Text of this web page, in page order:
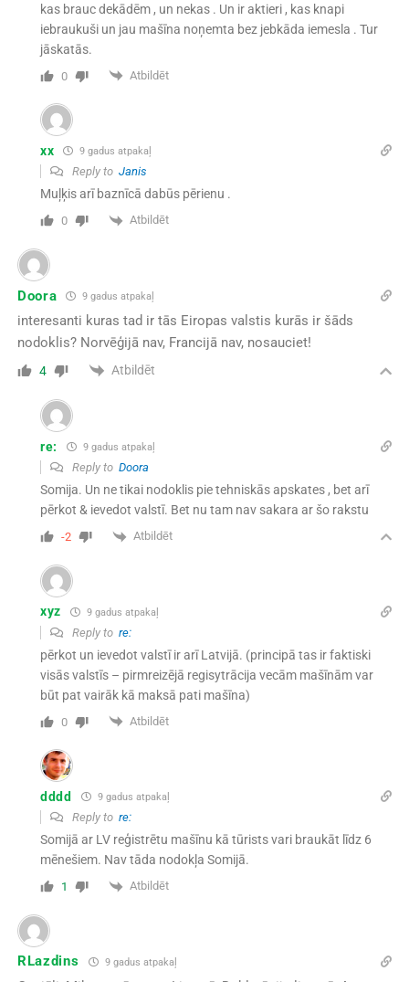
kas brauc dekādēm , un nekas . Un ir aktieri , kas knapi
iebraukuši un jau mašīna noņemta bez jebkāda iemesla . Tur
jāskatās.
0 Atbildēt
xx 9 gadus atpakaļ
Reply to Janis
Muļķis arī baznīcā dabūs pērienu .
0 Atbildēt
Doora 9 gadus atpakaļ
interesanti kuras tad ir tās Eiropas valstis kurās ir šāds
nodoklis? Norvēģijā nav, Francijā nav, nosauciet!
4 Atbildēt
re: 9 gadus atpakaļ
Reply to Doora
Somija. Un ne tikai nodoklis pie tehniskās apskates , bet arī
pērkot & ievedot valstī. Bet nu tam nav sakara ar šo rakstu
-2 Atbildēt
xyz 9 gadus atpakaļ
Reply to re:
pērkot un ievedot valstī ir arī Latvijā. (principā tas ir faktiski
visās valstīs – pirmreizējā regisytrācija vecām mašīnām var
būt pat vairāk kā maksā pati mašīna)
0 Atbildēt
dddd 9 gadus atpakaļ
Reply to re:
Somijā ar LV reģistrētu mašīnu kā tūrists vari braukāt līdz 6
mēnešiem. Nav tāda nodokļa Somijā.
1 Atbildēt
RLazdins 9 gadus atpakaļ